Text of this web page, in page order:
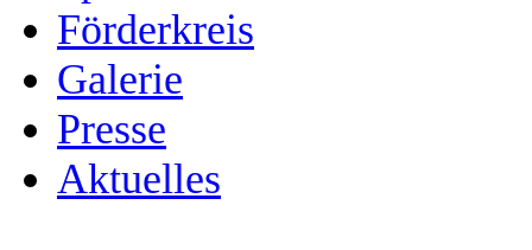
Förderkreis
Galerie
Presse
Aktuelles